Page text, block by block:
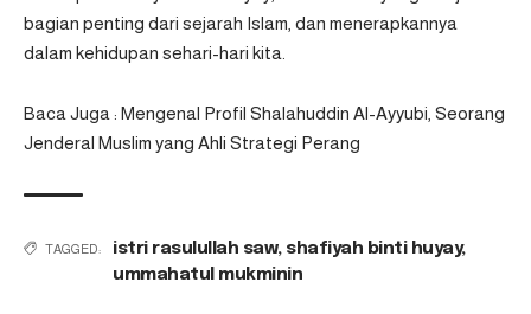
bagian penting dari sejarah Islam, dan menerapkannya
dalam kehidupan sehari-hari kita.
Baca Juga : Mengenal Profil Shalahuddin Al-Ayyubi, Seorang
Jenderal Muslim yang Ahli Strategi Perang
TAGGED: istri rasulullah saw, shafiyah binti huyay,
ummahatul mukminin